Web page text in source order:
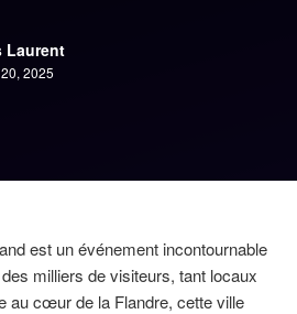
Laurent
2025
est un événement incontournable
milliers de visiteurs, tant locaux
au cœur de la Flandre, cette ville